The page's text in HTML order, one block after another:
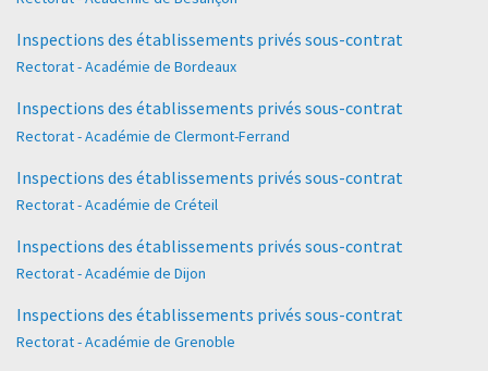
Inspections des établissements privés sous-contrat
Rectorat - Académie de Bordeaux
Inspections des établissements privés sous-contrat
Rectorat - Académie de Clermont-Ferrand
Inspections des établissements privés sous-contrat
Rectorat - Académie de Créteil
Inspections des établissements privés sous-contrat
Rectorat - Académie de Dijon
Inspections des établissements privés sous-contrat
Rectorat - Académie de Grenoble